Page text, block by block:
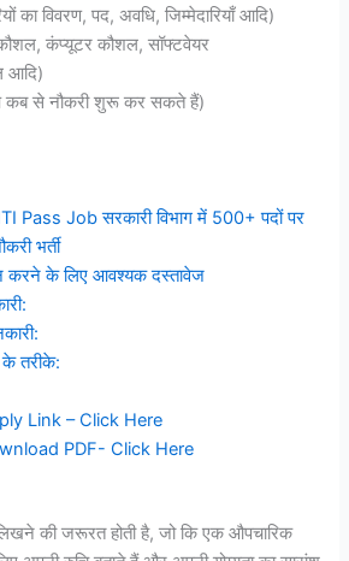
का विवरण, पद, अवधि, जिम्मेदारियाँ आदि)
कंप्यूटर कौशल, सॉफ्टवेयर
आदि)
कब से नौकरी शुरू कर सकते हैं)
Pass Job सरकारी विभाग में 500+ पदों पर
भर्ती
करने के लिए आवश्यक दस्तावेज
तरीके:
Link – Click Here
PDF- Click Here
की जरूरत होती है, जो कि एक औपचारिक